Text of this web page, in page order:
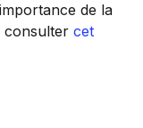
de la
consulter cet